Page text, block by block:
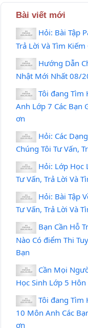
Bài viết mới
Hỏi: Bài Tập
Trả Lời Và Tìm
Hướng Dẫn
Nhật Mới Nhất 08/
Tôi đang Tìm
Anh Lớp 7 Các Bạn
ơn
Hỏi: Các
Chúng Tôi Tư Vấn,
Hỏi: Lớp Học
Tư Vấn, Trả Lời Và
Hỏi: Bài Tập
Tư Vấn, Trả Lời Và
Bạn Cần Hỗ
Nào Có điểm Thi
Bạn
Cần Mọi
Học Sinh Lớp 5 Hôn
Tôi đang Tìm
10 Môn Anh Các
ơn